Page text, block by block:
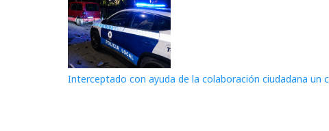
Interceptado con ayuda de la colaboración ciudadana un